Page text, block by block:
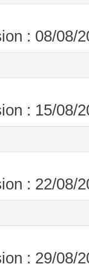
: 08/08/
: 15/08/
: 22/08/
: 29/08/